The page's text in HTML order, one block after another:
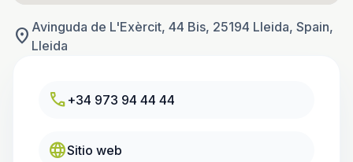
location_on Avinguda de L'Exèrcit, 44 Bis, 25194 Lleida, Spain,
Lleida
call +34 973 94 44 44
languageSitio web